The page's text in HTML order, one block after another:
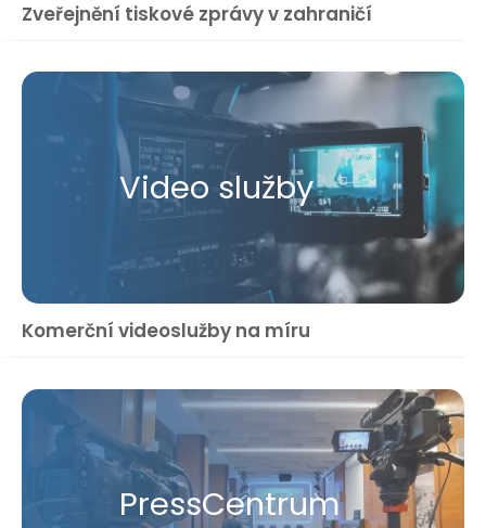
Zveřejnění tiskové zprávy v zahraničí
Video služby
Komerční videoslužby na míru
Press​Centrum